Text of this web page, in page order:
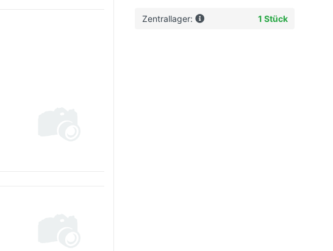
Zentrallager: 1 Stück